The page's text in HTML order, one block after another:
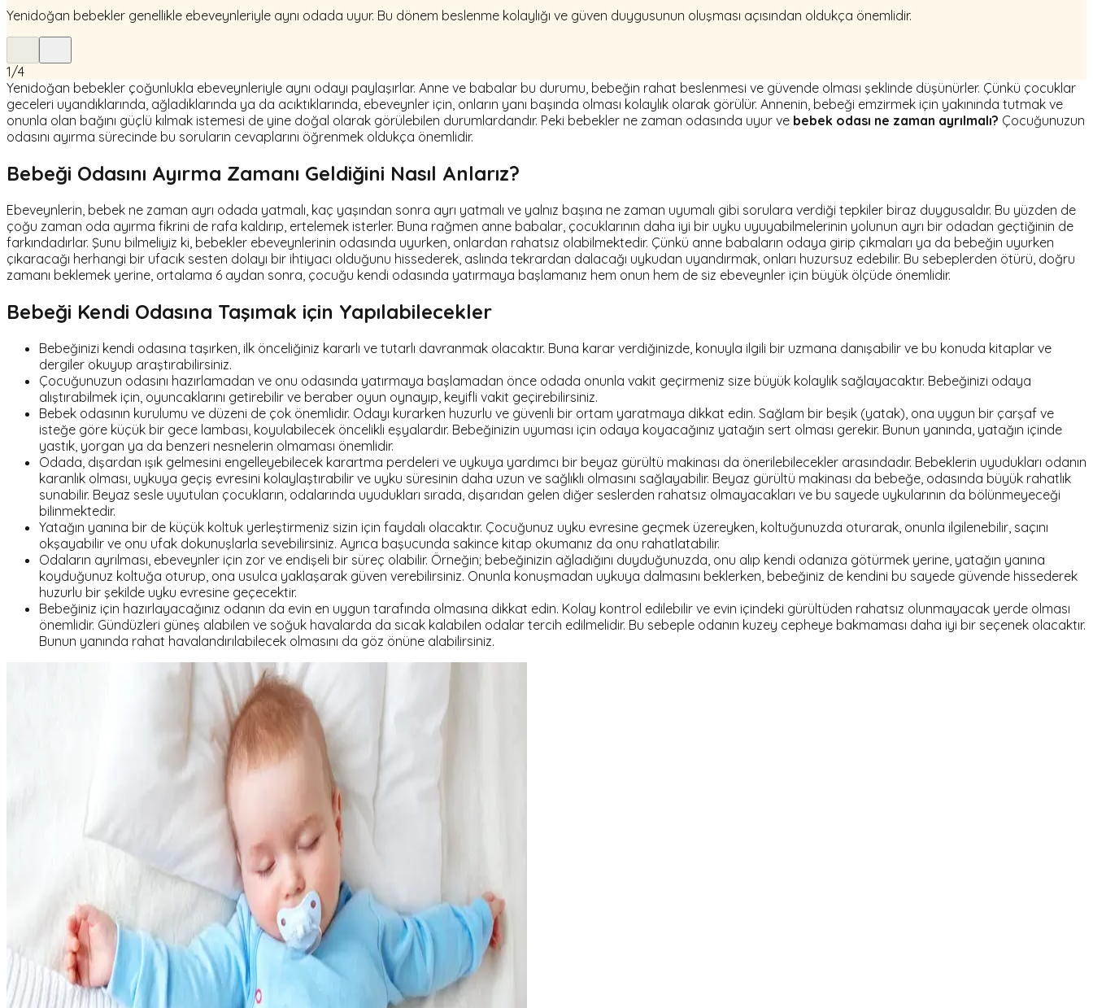
Yenidoğan bebekler genellikle ebeveynleriyle aynı odada uyur. Bu dönem beslenme kolaylığı ve güven duygusunun oluşması açısından oldukça önemlidir.
1/4
Yenidoğan bebekler çoğunlukla ebeveynleriyle aynı odayı paylaşırlar. Anne ve babalar bu durumu, bebeğin rahat beslenmesi ve güvende olması şeklinde düşünürler. Çünkü çocuklar
geceleri uyandıklarında, ağladıklarında ya da acıktıklarında, ebeveynler için, onların yanı başında olması kolaylık olarak görülür. Annenin, bebeği emzirmek için yakınında tutmak ve
onunla olan bağını güçlü kılmak istemesi de yine doğal olarak görülebilen durumlardandır. Peki bebekler ne zaman odasında uyur ve bebek odası ne zaman ayrılmalı? Çocuğunuzun
odasını ayırma sürecinde bu soruların cevaplarını öğrenmek oldukça önemlidir.
Bebeği Odasını Ayırma Zamanı Geldiğini Nasıl Anlarız?
Ebeveynlerin, bebek ne zaman ayrı odada yatmalı, kaç yaşından sonra ayrı yatmalı ve yalnız başına ne zaman uyumalı gibi sorulara verdiği tepkiler biraz duygusaldır. Bu yüzden de
çoğu zaman oda ayırma fikrini de rafa kaldırıp, ertelemek isterler. Buna rağmen anne babalar, çocuklarının daha iyi bir uyku uyuyabilmelerinin yolunun ayrı bir odadan geçtiğinin de
farkındadırlar. Şunu bilmeliyiz ki, bebekler ebeveynlerinin odasında uyurken, onlardan rahatsız olabilmektedir. Çünkü anne babaların odaya girip çıkmaları ya da bebeğin uyurken
çıkaracağı herhangi bir ufacık sesten dolayı bir ihtiyacı olduğunu hissederek, aslında tekrardan dalacağı uykudan uyandırmak, onları huzursuz edebilir. Bu sebeplerden ötürü, doğru
zamanı beklemek yerine, ortalama 6 aydan sonra, çocuğu kendi odasında yatırmaya başlamanız hem onun hem de siz ebeveynler için büyük ölçüde önemlidir.
Bebeği Kendi Odasına Taşımak için Yapılabilecekler
Bebeğinizi kendi odasına taşırken, ilk önceliğiniz kararlı ve tutarlı davranmak olacaktır. Buna karar verdiğinizde, konuyla ilgili bir uzmana danışabilir ve bu konuda kitaplar ve
dergiler okuyup araştırabilirsiniz.
Çocuğunuzun odasını hazırlamadan ve onu odasında yatırmaya başlamadan önce odada onunla vakit geçirmeniz size büyük kolaylık sağlayacaktır. Bebeğinizi odaya
alıştırabilmek için, oyuncaklarını getirebilir ve beraber oyun oynayıp, keyifli vakit geçirebilirsiniz.
Bebek odasının kurulumu ve düzeni de çok önemlidir. Odayı kurarken huzurlu ve güvenli bir ortam yaratmaya dikkat edin. Sağlam bir beşik (yatak), ona uygun bir çarşaf ve
isteğe göre küçük bir gece lambası, koyulabilecek öncelikli eşyalardır. Bebeğinizin uyuması için odaya koyacağınız yatağın sert olması gerekir. Bunun yanında, yatağın içinde
yastık, yorgan ya da benzeri nesnelerin olmaması önemlidir.
Odada, dışardan ışık gelmesini engelleyebilecek karartma perdeleri ve uykuya yardımcı bir beyaz gürültü makinası da önerilebilecekler arasındadır. Bebeklerin uyudukları odanın
karanlık olması, uykuya geçiş evresini kolaylaştırabilir ve uyku süresinin daha uzun ve sağlıklı olmasını sağlayabilir. Beyaz gürültü makinası da bebeğe, odasında büyük rahatlık
sunabilir. Beyaz sesle uyutulan çocukların, odalarında uyudukları sırada, dışarıdan gelen diğer seslerden rahatsız olmayacakları ve bu sayede uykularının da bölünmeyeceği
bilinmektedir.
Yatağın yanına bir de küçük koltuk yerleştirmeniz sizin için faydalı olacaktır. Çocuğunuz uyku evresine geçmek üzereyken, koltuğunuzda oturarak, onunla ilgilenebilir, saçını
okşayabilir ve onu ufak dokunuşlarla sevebilirsiniz. Ayrıca başucunda sakince kitap okumanız da onu rahatlatabilir.
Odaların ayrılması, ebeveynler için zor ve endişeli bir süreç olabilir. Örneğin; bebeğinizin ağladığını duyduğunuzda, onu alıp kendi odanıza götürmek yerine, yatağın yanına
koyduğunuz koltuğa oturup, ona usulca yaklaşarak güven verebilirsiniz. Onunla konuşmadan uykuya dalmasını beklerken, bebeğiniz de kendini bu sayede güvende hissederek
huzurlu bir şekilde uyku evresine geçecektir.
Bebeğiniz için hazırlayacağınız odanın da evin en uygun tarafında olmasına dikkat edin. Kolay kontrol edilebilir ve evin içindeki gürültüden rahatsız olunmayacak yerde olması
önemlidir. Gündüzleri güneş alabilen ve soğuk havalarda da sıcak kalabilen odalar tercih edilmelidir. Bu sebeple odanın kuzey cepheye bakmaması daha iyi bir seçenek olacaktır.
Bunun yanında rahat havalandırılabilecek olmasını da göz önüne alabilirsiniz.